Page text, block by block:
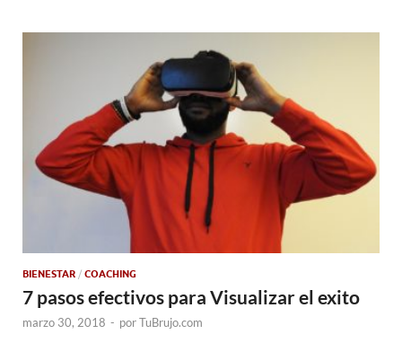
BIENESTAR / COACHING
7 pasos efectivos para Visualizar el exito
marzo 30, 2018 - porTuBrujo.com